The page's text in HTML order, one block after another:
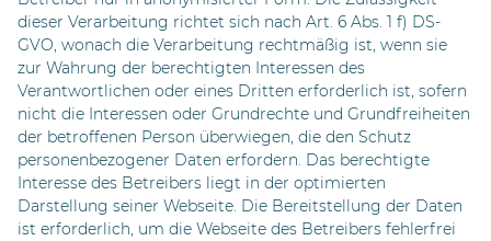
dieser Verarbeitung richtet sich nach Art. 6 Abs. 1 f) DS-
GVO, wonach die Verarbeitung rechtmäßig ist, wenn sie
zur Wahrung der berechtigten Interessen des
Verantwortlichen oder eines Dritten erforderlich ist, sofern
nicht die Interessen oder Grundrechte und Grundfreiheiten
der betroffenen Person überwiegen, die den Schutz
personenbezogener Daten erfordern. Das berechtigte
Interesse des Betreibers liegt in der optimierten
Darstellung seiner Webseite. Die Bereitstellung der Daten
ist erforderlich, um die Webseite des Betreibers fehlerfrei